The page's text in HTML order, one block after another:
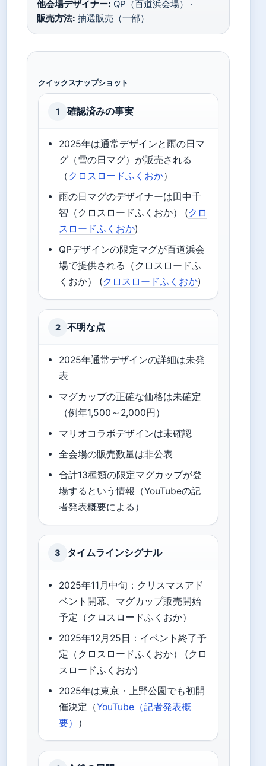
他会場デザイナー: QP（百道浜会場） ·
販売方法: 抽選販売（一部）
クイックスナップショット
1 確認済みの事実
2025年は通常デザインと雨の日マ
グ（雪の日マグ）が販売される
（ クロスロードふくおか）
雨の日マグのデザイナーは田中千
智（クロスロードふくおか） (クロ
スロードふくおか)
QPデザインの限定マグが百道浜会
場で提供される（クロスロードふ
くおか） (クロスロードふくおか)
2 不明な点
2025年通常デザインの詳細は未発
表
マグカップの正確な価格は未確定
（例年1,500～2,000円）
マリオコラボデザインは未確認
全会場の販売数量は非公表
合計13種類の限定マグカップが登
場するという情報（YouTubeの記
者発表概要による）
3 タイムラインシグナル
2025年11月中旬：クリスマスアド
ベント開幕、マグカップ販売開始
予定（クロスロードふくおか）
2025年12月25日：イベント終了予
定（クロスロードふくおか） (クロ
スロードふくおか)
2025年は東京・上野公園でも初開
催決定（YouTube（記者発表概
要） ）